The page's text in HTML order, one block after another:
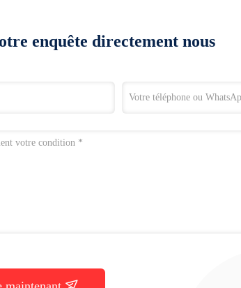
enquête directement nous